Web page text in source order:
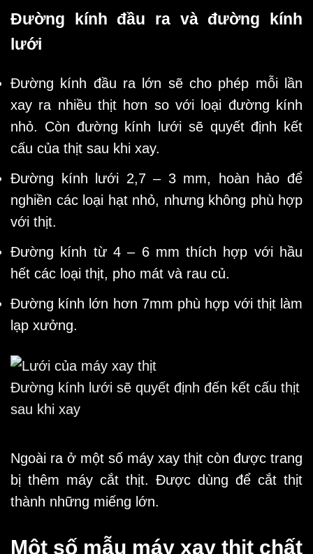
Đường kính đầu ra và đường kính
lưới
Đường kính đầu ra lớn sẽ cho phép mỗi lần
xay ra nhiều thịt hơn so với loại đường kính
nhỏ. Còn đường kính lưới sẽ quyết định kết
cấu của thịt sau khi xay.
Đường kính lưới 2,7 – 3 mm, hoàn hảo để
nghiền các loại hạt nhỏ, nhưng không phù hợp
với thịt.
Đường kính từ 4 – 6 mm thích hợp với hầu
hết các loại thịt, pho mát và rau củ.
Đường kính lớn hơn 7mm phù hợp với thịt làm
lạp xưởng.
Đường kính lưới sẽ quyết định đến kết cấu thịt
sau khi xay
Ngoài ra ở một số máy xay thịt còn được trang
bị thêm máy cắt thịt. Được dùng để cắt thịt
thành những miếng lớn.
Một số mẫu máy xay thịt chất